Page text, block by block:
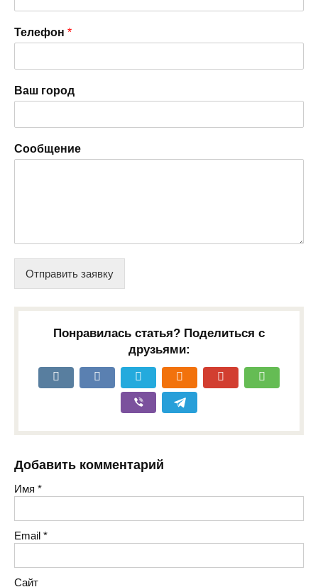
Телефон *
Ваш город
Сообщение
Отправить заявку
Понравилась статья? Поделиться с
друзьями:
Добавить комментарий
Имя *
Email *
Сайт